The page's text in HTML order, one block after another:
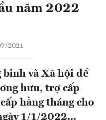
năm 2022
2021
binh và Xã hội đề
hưu, trợ cấp
hằng tháng cho
1/1/2022...